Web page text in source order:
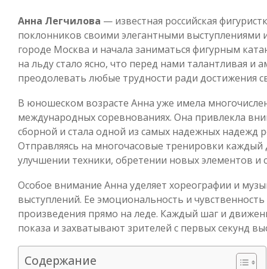
Анна Легчилова — известная российская
поклонников своими элегантными выступлениями
городе Москва и начала заниматься фигурным
на льду стало ясно, что перед нами талантливая и
преодолевать любые трудности ради достижения
В юношеском возрасте Анна уже имела
международных соревнованиях. Она привлекла
сборной и стала одной из самых надежных надежд
Отправляясь на многочасовые тренировки каждый
улучшении техники, обретении новых элементов
Особое внимание Анна уделяет хореографии и
выступлений. Ее эмоциональность и
произведения прямо на леде. Каждый шаг и
показа и захватывают зрителей с первых секунд
Содержание